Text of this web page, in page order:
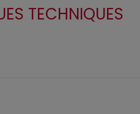
TECHNIQUES